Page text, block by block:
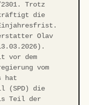
2301. Trotz
die
Olav
vor dem
vom
hat
(SPD) die
Teil der